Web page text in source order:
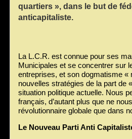
quartiers », dans le but de
anticapitaliste.
La L.C.R. est connue pour ses
Municipales et se concentrer sur
entreprises, et son dogmatisme «
nouvelles stratégies de la part de
situation politique actuelle. Nous
français, d’autant plus que ne
révolutionnaire globale que dans
Le Nouveau Parti Anti